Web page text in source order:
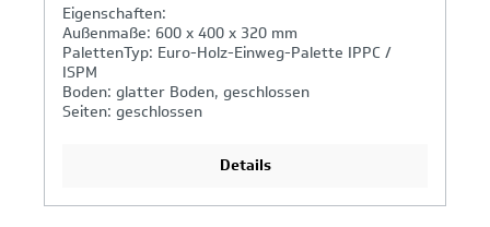
Eigenschaften:
Außenmaße: 600 x 400 x 320 mm
PalettenTyp: Euro-Holz-Einweg-Palette IPPC /
ISPM
Boden: glatter Boden, geschlossen
Seiten: geschlossen
Details